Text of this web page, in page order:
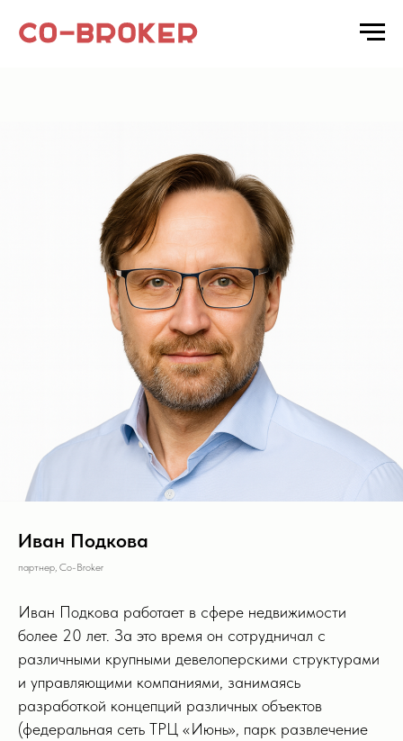
Иван Подкова
партнер, Co-Broker
Иван Подкова работает в сфере недвижимости
более 20 лет. За это время он сотрудничал с
различными крупными девелоперскими структурами
и управляющими компаниями, занимаясь
разработкой концепций различных объектов
(федеральная сеть ТРЦ «Июнь», парк развлечение